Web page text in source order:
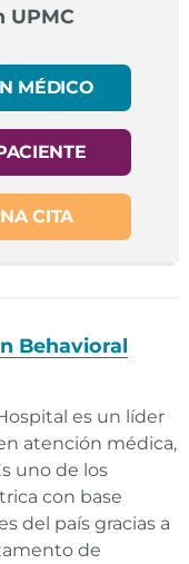
UPMC
MÉDICO
CITA
Behavioral
es un líder
atención médica,
uno de los
con base
del país gracias a
de